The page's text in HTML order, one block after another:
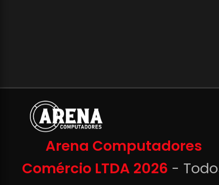
Arena Computadores
Comércio LTDA 2026 -